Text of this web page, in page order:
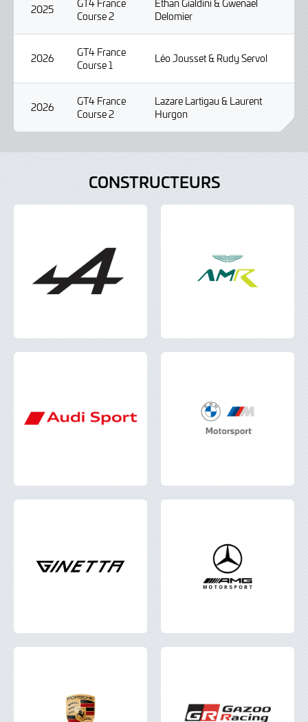
2025
GT4 France
Course 2
Ethan Gialdini & Gwenael
Delomier
2026
GT4 France
Course 1
Léo Jousset & Rudy Servol
2026
GT4 France
Course 2
Lazare Lartigau & Laurent
Hurgon
CONSTRUCTEURS